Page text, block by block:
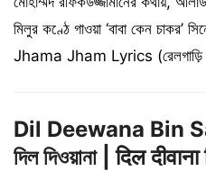
মিলুর কণ্ঠে গাওয়া ‘বাবা কেন চাকর’
Jhama Jham Lyrics (রেলগাড়ি
Dil Deewana Bin
দিল দিওয়ানা | दिल